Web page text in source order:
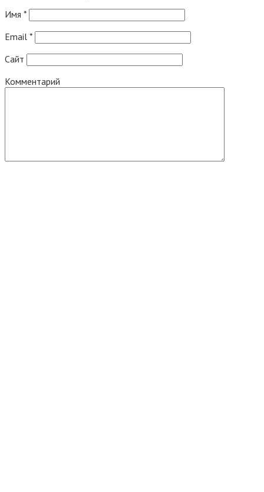
Имя *
Email *
Сайт
Комментарий